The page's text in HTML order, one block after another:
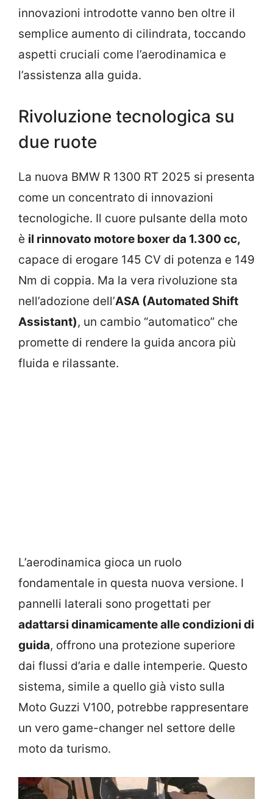
innovazioni introdotte vanno ben oltre il
semplice aumento di cilindrata, toccando
aspetti cruciali come l’aerodinamica e
l’assistenza alla guida.
Rivoluzione tecnologica su
due ruote
La nuova BMW R 1300 RT 2025 si presenta
come un concentrato di innovazioni
tecnologiche. Il cuore pulsante della moto
è il rinnovato motore boxer da 1.300 cc,
capace di erogare 145 CV di potenza e 149
Nm di coppia. Ma la vera rivoluzione sta
nell’adozione dell’ASA (Automated Shift
Assistant), un cambio “automatico” che
promette di rendere la guida ancora più
fluida e rilassante.
L’aerodinamica gioca un ruolo
fondamentale in questa nuova versione. I
pannelli laterali sono progettati per
adattarsi dinamicamente alle condizioni di
guida, offrono una protezione superiore
dai flussi d’aria e dalle intemperie. Questo
sistema, simile a quello già visto sulla
Moto Guzzi V100, potrebbe rappresentare
un vero game-changer nel settore delle
moto da turismo.